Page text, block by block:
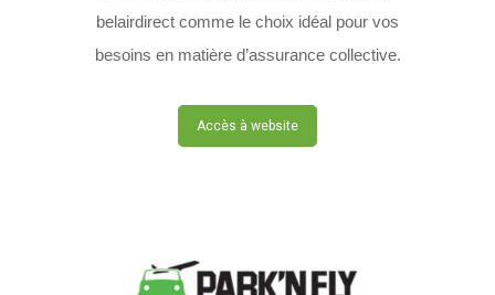
belairdirect comme le choix idéal pour vos
besoins en matière d’assurance collective.
Accès à website